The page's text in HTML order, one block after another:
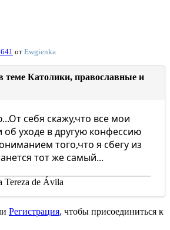
от Ewgienka
теме Католики, православные и
себя скажу,что все мои
уходе в другую конфессию
того,что я сбегу из
тот же самый...
Tereza de Ávila
Регистрация, чтобы присоединиться к